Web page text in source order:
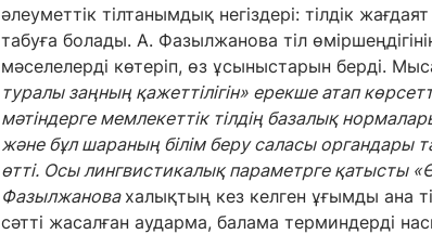
әлеуметтік тілтанымдық негіздері: тілдік
табуға болады. А. Фазылжанова тіл
мәселелерді көтеріп, өз ұсыныстарын берді.
туралы заңның қажеттілігін» ерекше атап
мәтіндерге мемлекеттік тілдің базалық
және бұл шараның білім беру саласы органдары
өтті. Осы лингвистикалықпараметрге қатысты
Фазылжанова халықтың кез келген ұғымды ана
сәтті жасалған аударма, балама терминдерді